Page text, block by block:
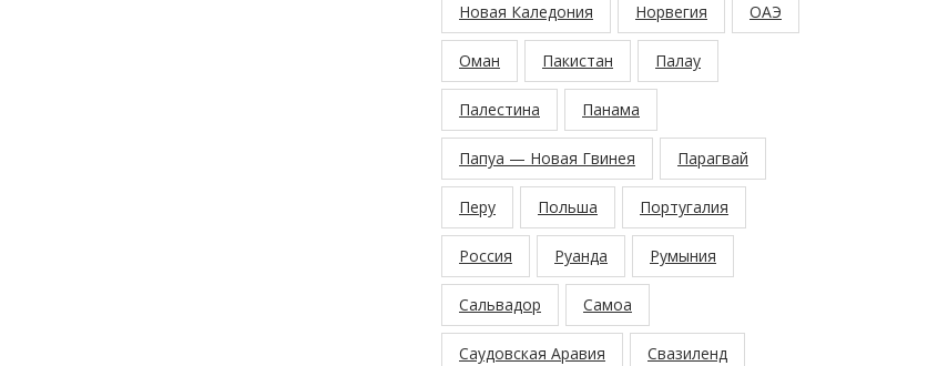
Новая Каледония Норвегия ОАЭ
Оман Пакистан Палау
Палестина Панама
Папуа — Новая Гвинея Парагвай
Перу Польша Португалия
Россия Руанда Румыния
Сальвадор Самоа
Саудовская Аравия Свазиленд